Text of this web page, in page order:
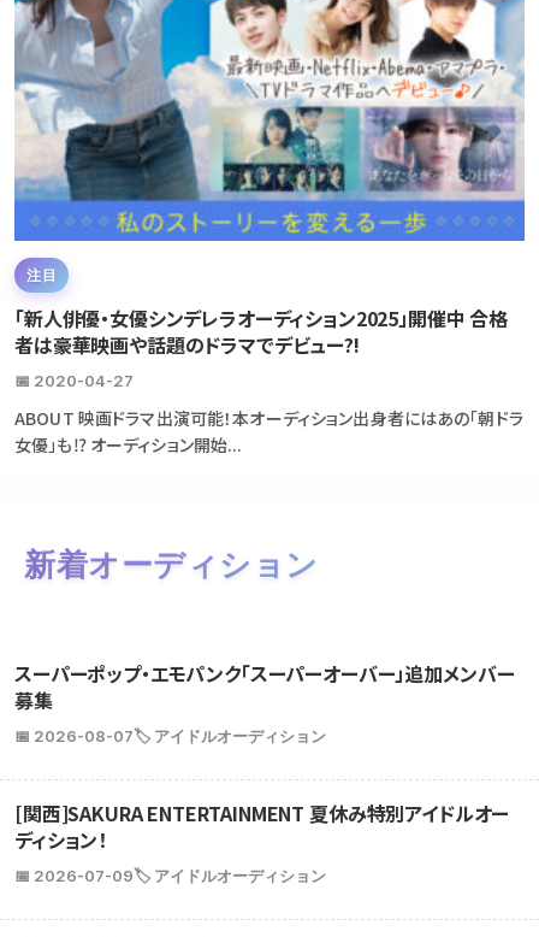
注目
「新人俳優・女優シンデレラオーディション2025」開催中 合格
者は豪華映画や話題のドラマでデビュー?!
📅 2020-04-27
ABOUT 映画ドラマ出演可能！本オーディション出身者にはあの「朝ドラ
女優」も⁉ オーディション開始...
新着オーディション
スーパーポップ・エモパンク「スーパーオーバー」追加メンバー
募集
📅 2026-08-07🏷️ アイドルオーディション
[関西]SAKURA ENTERTAINMENT 夏休み特別アイドルオー
ディション！
📅 2026-07-09🏷️ アイドルオーディション